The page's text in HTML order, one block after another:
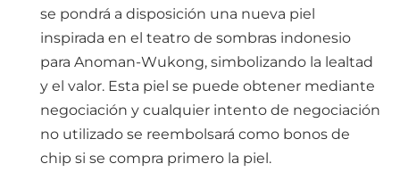
se pondrá a disposición una nueva piel
inspirada en el teatro de sombras indonesio
para Anoman-Wukong, simbolizando la lealtad
y el valor. Esta piel se puede obtener mediante
negociación y cualquier intento de negociación
no utilizado se reembolsará como bonos de
chip si se compra primero la piel.